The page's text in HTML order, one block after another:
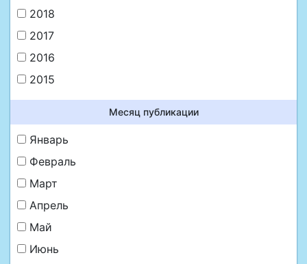
2018
2017
2016
2015
Месяц публикации
Январь
Февраль
Март
Апрель
Май
Июнь